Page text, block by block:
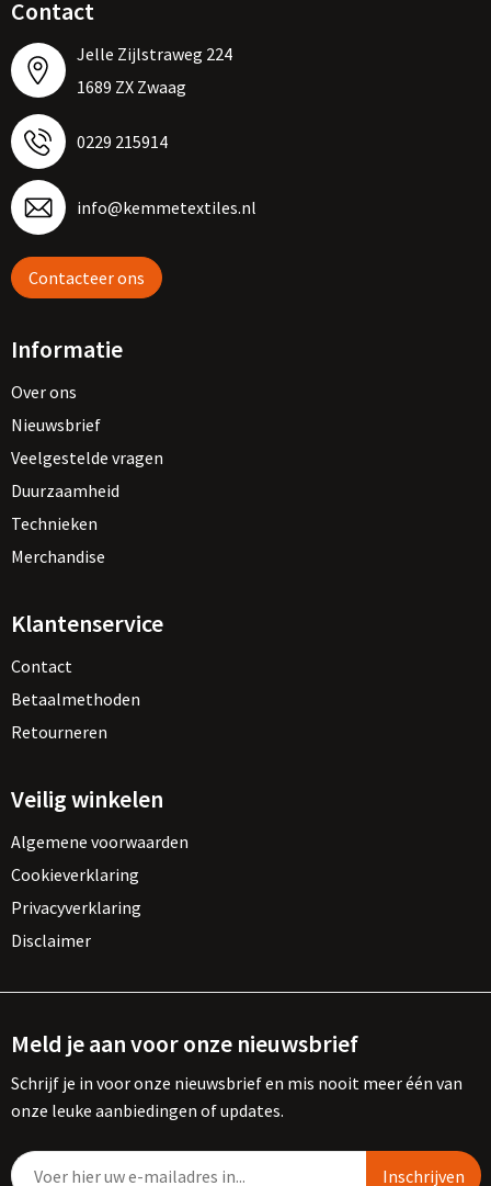
Contact
Jelle Zijlstraweg 224
1689 ZX Zwaag
0229 215914
info@kemmetextiles.nl
Contacteer ons
Informatie
Over ons
Nieuwsbrief
Veelgestelde vragen
Duurzaamheid
Technieken
Merchandise
Klantenservice
Contact
Betaalmethoden
Retourneren
Veilig winkelen
Algemene voorwaarden
Cookieverklaring
Privacyverklaring
Disclaimer
Meld je aan voor onze nieuwsbrief
Schrijf je in voor onze nieuwsbrief en mis nooit meer één van
onze leuke aanbiedingen of updates.